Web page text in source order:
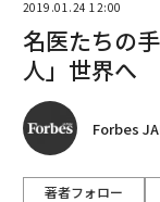
2019.01.24 12:00
名医たちの
人」世界へ
Forbes
著者フォロー